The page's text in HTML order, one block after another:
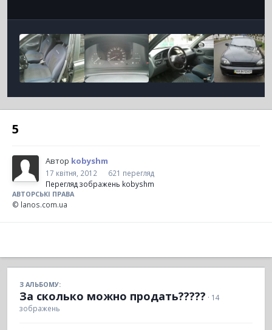
5
Автор kobyshm
17 квітня, 2012
621 перегляд
Перегляд зображень kobyshm
АВТОРСЬКІ ПРАВА
© lanos.com.ua
З АЛЬБОМУ:
За сколько можно продать????? · 14
зображень